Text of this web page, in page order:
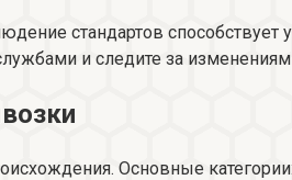
стандартов
и следите за
Основные